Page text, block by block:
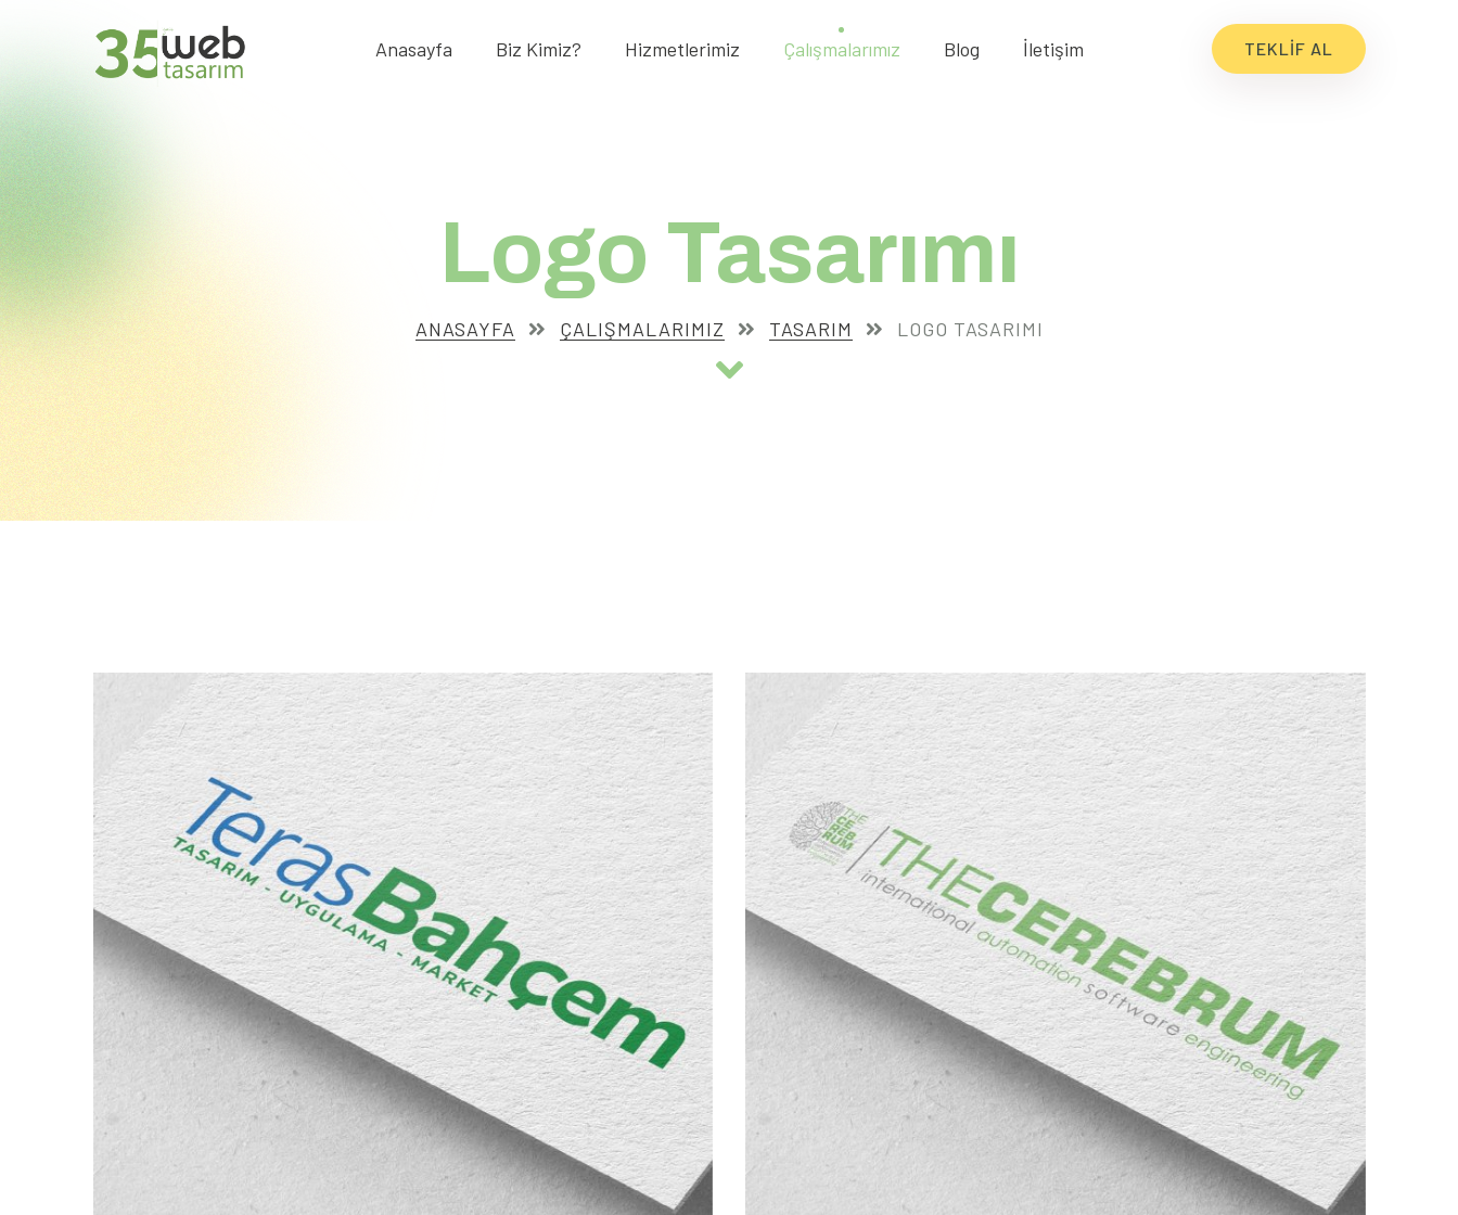
Anasayfa Biz Kimiz? Hizmetlerimiz Çalışmalarımız Blog İletişim TEKLIF AL
Logo Tasarımı
ANASAYFA ÇALIŞMALARIMIZ TASARIM LOGO TASARIMI